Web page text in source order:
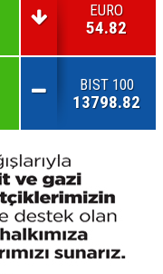
EURO
54.82
BIST 100
13798.82